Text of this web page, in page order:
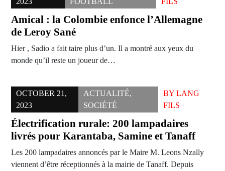
Amical : la Colombie enfonce l’Allemagne
de Leroy Sané
Hier , Sadio a fait taire plus d’un. Il a montré aux yeux du
monde qu’il reste un joueur de…
OCTOBER 21,
2023
ACTUALITÉ,
SOCIÉTÉ
BYLANG
FILS
Électrification rurale: 200 lampadaires
livrés pour Karantaba, Samine et Tanaff
Les 200 lampadaires annoncés par le Maire M. Leons Nzally
viennent d’être réceptionnés à la mairie de Tanaff. Depuis